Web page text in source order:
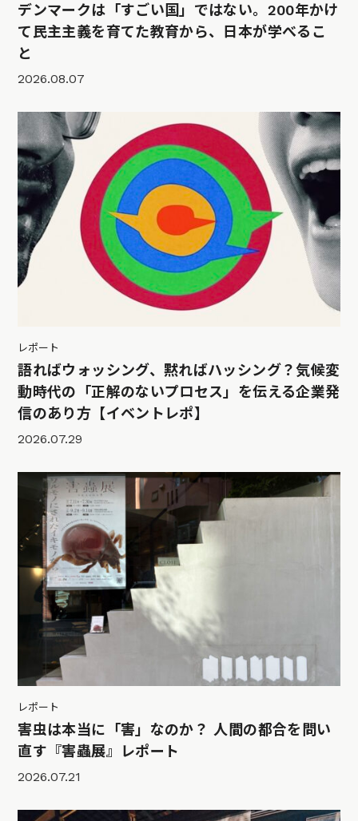
デンマークは「すごい国」ではない。200年かけ
て民主主義を育てた教育から、日本が学べるこ
と
2026.08.07
レポート
語ればウォッシング、黙ればハッシング？気候変
動時代の「正解のないプロセス」を伝える企業発
信のあり方【イベントレポ】
2026.07.29
レポート
害虫は本当に「害」なのか？ 人間の都合を問い
直す『害蟲展』レポート
2026.07.21